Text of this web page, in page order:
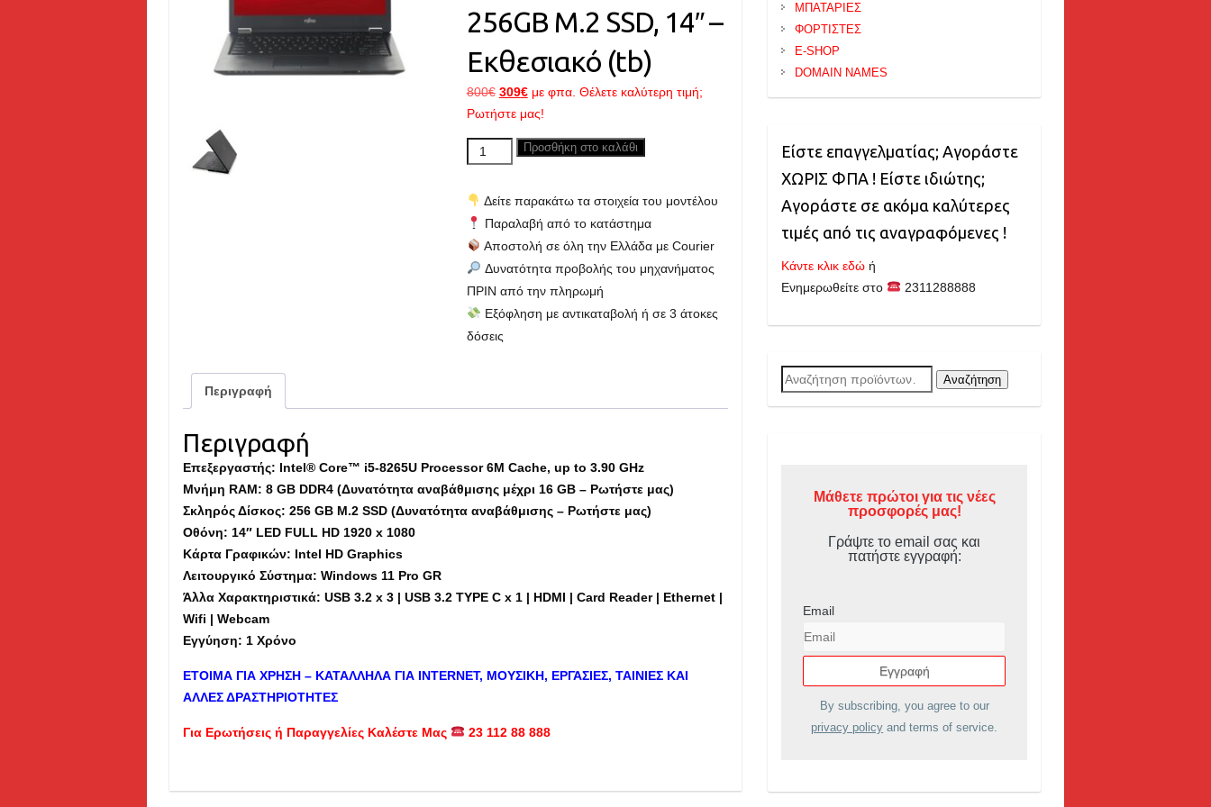
256GB M.2 SSD, 14″ –
Εκθεσιακό (tb)
800€ Original
price
800€.
309€Η
τρέχουσα
είναι:
με φπα. Θέλετε καλύτερη τιμή;
Ρωτήστε μας!
FUJITSU
Lifebook
U749,
up
to
3.90GHz,
8GB
RAM,
SSD,
Εκθεσιακό
(tb)
ποσότητα
Προσθήκη στο καλάθι
Δείτε παρακάτω τα στοιχεία του μοντέλου
Παραλαβή από το κατάστημα
Αποστολή σε όλη την Ελλάδα με Courier
Δυνατότητα προβολής του μηχανήματος
ΠΡΙΝ από την πληρωμή
Εξόφληση με αντικαταβολή ή σε 3 άτοκες
δόσεις
Περιγραφή
Περιγραφή
Επεξεργαστής: Intel® Core™ i5-8265U Processor 6M Cache, up to 3.90 GHz
Μνήμη RAM: 8 GB DDR4 (Δυνατότητα αναβάθμισης μέχρι 16 GB – Ρωτήστε μας)
Σκληρός Δίσκος: 256 GB M.2 SSD (Δυνατότητα αναβάθμισης – Ρωτήστε μας)
Οθόνη: 14″ LED FULL HD 1920 x 1080
Κάρτα Γραφικών: Intel HD Graphics
Λειτουργικό Σύστημα: Windows 11 Pro GR
Άλλα Χαρακτηριστικά: USB 3.2 x 3 | USB 3.2 TYPE C x 1 | HDMI | Card Reader | Ethernet |
Wifi | Webcam
Εγγύηση: 1 Χρόνο
ΕΤΟΙΜΑ ΓΙΑ ΧΡΗΣΗ – ΚΑΤΑΛΛΗΛΑ ΓΙΑ INTERNET, ΜΟΥΣΙΚΗ, ΕΡΓΑΣΙΕΣ, ΤΑΙΝΙΕΣ ΚΑΙ
ΑΛΛΕΣ ΔΡΑΣΤΗΡΙΟΤΗΤΕΣ
Για Ερωτήσεις ή Παραγγελίες Καλέστε Μας 23 112 88 888
ΜΠΑΤΑΡΙΕΣ
ΦΟΡΤΙΣΤΕΣ
E-SHOP
DOMAIN NAMES
Είστε επαγγελματίας; Αγοράστε
ΧΩΡΙΣ ΦΠΑ ! Είστε ιδιώτης;
Αγοράστε σε ακόμα καλύτερες
τιμές από τις αναγραφόμενες !
Κάντε κλικ εδώ ή
Ενημερωθείτε στο
2311288888
Αναζήτηση
για:
Αναζήτηση
Μάθετε πρώτοι για τις νέες
προσφορές μας!
Γράψτε το email σας και
πατήστε εγγραφή:
Email
By subscribing, you agree to our
privacy policy and terms of service.